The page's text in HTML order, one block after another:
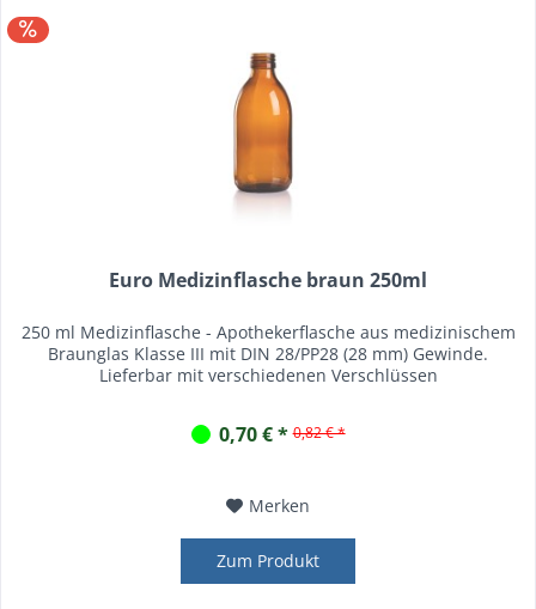
Euro Medizinflasche braun 250ml
250 ml Medizinflasche - Apothekerflasche aus medizinischem
Braunglas Klasse III mit DIN 28/PP28 (28 mm) Gewinde.
Lieferbar mit verschiedenen Verschlüssen
0,70 € * 0,82 € *
Merken
Zum Produkt